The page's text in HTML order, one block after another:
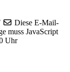
Diese E-Mail-
muss JavaScript
Uhr